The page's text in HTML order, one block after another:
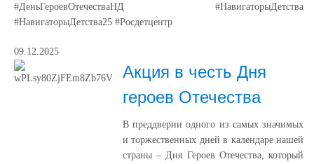
#ДеньГероевОтечестваНД #НавигаторыДетства
#НавигаторыДетства25 #Росдетцентр
09.12.2025
Акция в честь Дня
героев Отечества
В преддверии одного из самых значимых
и торжественных дней в календаре нашей
страны – Дня Героев Отечества, который